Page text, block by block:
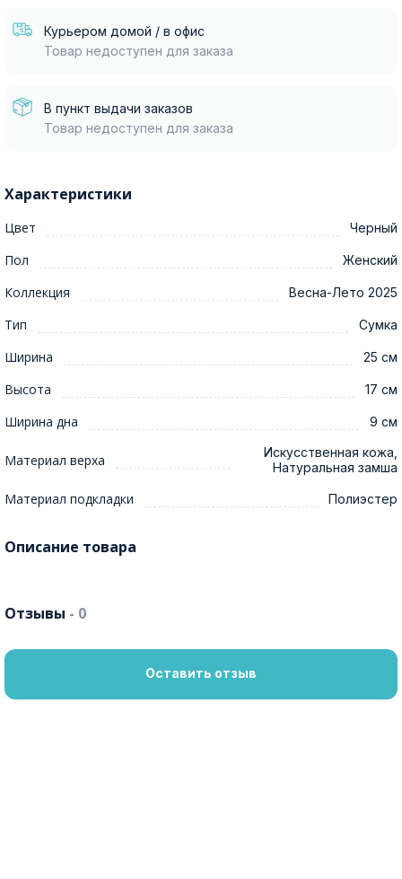
Курьером домой / в офис
Товар недоступен для заказа
В пункт выдачи заказов
Товар недоступен для заказа
Характеристики
Цвет Черный
Пол Женский
Коллекция Весна-Лето 2025
Тип Сумка
Ширина 25 см
Высота 17 см
Ширина дна 9 см
Материал верха
Искусственная кожа,
Натуральная замша
Материал подкладки Полиэстер
Описание товара
Отзывы - 0
Оставить отзыв